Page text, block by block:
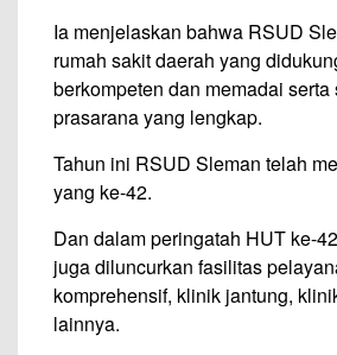
Ia menjelaskan bahwa RSUD
rumah sakit daerah yang
berkompeten dan memadai serta
prasarana yang lengkap.
Tahun ini RSUD Sleman telah
yang ke-42.
Dan dalam peringatah HUT ke-
juga diluncurkan fasilitas
komprehensif, klinik jantung,
lainnya.